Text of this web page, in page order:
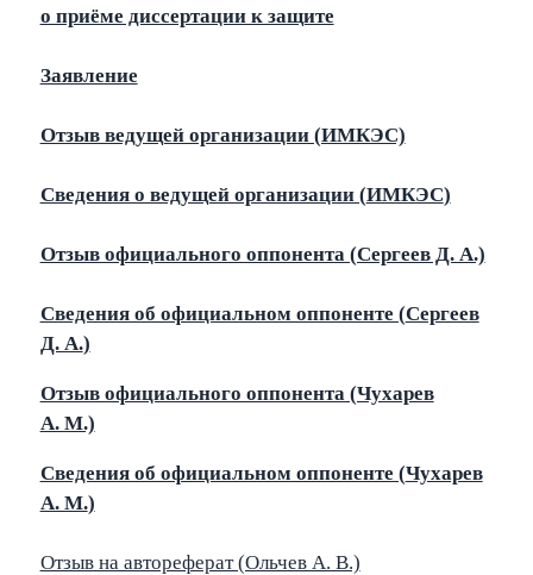
о приёме диссертации к защите
Заявление
Отзыв ведущей организации (ИМКЭС)
Сведения о ведущей организации (ИМКЭС)
Отзыв официального оппонента (Сергеев Д. А.)
Сведения об официальном оппоненте (Сергеев
Д. А.)
Отзыв официального оппонента (Чухарев
А. М.)
Сведения об официальном оппоненте (Чухарев
А. М.)
Отзыв на автореферат (Ольчев А. В.)